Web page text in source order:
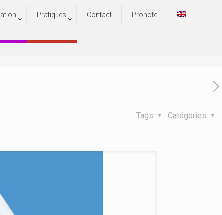
Pratiques Contact Pronote
harcèlement
harcèlement
Catégories
Tags